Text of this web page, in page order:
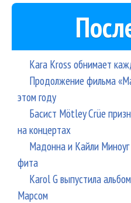
Kara Kross обнимает
Продолжение фильма
этом году
Басист Mötley Crüe
на концертах
Мадонна и Кайли
фита
Karol G выпустила
Марсом